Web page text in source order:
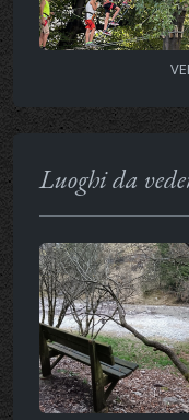
Luoghi da